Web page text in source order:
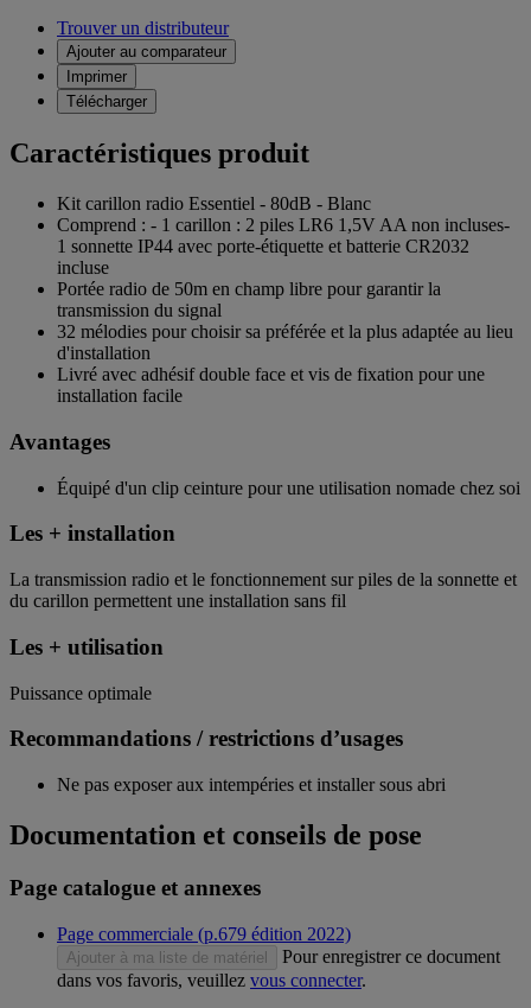
Trouver un distributeur
Ajouter au comparateur
Imprimer
Télécharger
Caractéristiques produit
Kit carillon radio Essentiel - 80dB - Blanc
Comprend : - 1 carillon : 2 piles LR6 1,5V AA non incluses-
1 sonnette IP44 avec porte-étiquette et batterie CR2032
incluse
Portée radio de 50m en champ libre pour garantir la
transmission du signal
32 mélodies pour choisir sa préférée et la plus adaptée au lieu
d'installation
Livré avec adhésif double face et vis de fixation pour une
installation facile
Avantages
Équipé d'un clip ceinture pour une utilisation nomade chez soi
Les + installation
La transmission radio et le fonctionnement sur piles de la sonnette et
du carillon permettent une installation sans fil
Les + utilisation
Puissance optimale
Recommandations / restrictions d’usages
Ne pas exposer aux intempéries et installer sous abri
Documentation et conseils de pose
Page catalogue et annexes
Page commerciale (p.679 édition 2022)
Ajouter à ma liste de matériel
Pour enregistrer ce document
dans vos favoris, veuillez vous connecter.